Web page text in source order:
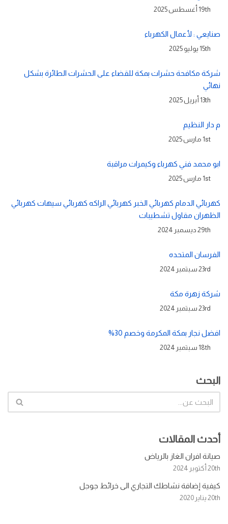
19th أغسطس 2025
صنايعي : لأعمال الكهرباء
15th يوليو 2025
شركة مكافحة حشرات بمكة للقضاء على الحشرات الطائرة بشكل
نهائي
13th أبريل 2025
م دار النظيم
1st مارس 2025
ابو محمد فني كهرباء وكيمرات مراقبة
1st مارس 2025
كهربائي الدمام كهربائي الخبر كهربائي الراكه كهربائي سيهات كهربائي
الظهران مقاول تشطيبات
29th ديسمبر 2024
الفرسان المتحده
23rd سبتمبر 2024
شركة زهرة مكة
23rd سبتمبر 2024
افضل نجار بمكة المكرمة وخصم 30%
18th سبتمبر 2024
البحث
أحدث المقالات
صيانة افران الغاز بالرياض
20th أكتوبر 2024
كيفية إضافة نشاطك التجاري الى خرائط جوجل
20th يناير 2020